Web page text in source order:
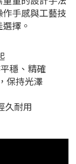
手感與工藝技
擇。
穩、精確
保持光澤
久耐用